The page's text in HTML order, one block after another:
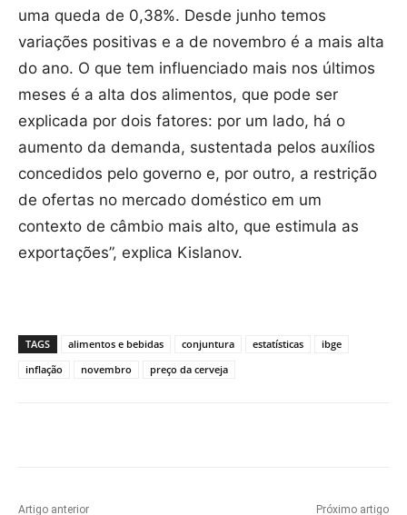
uma queda de 0,38%. Desde junho temos
variações positivas e a de novembro é a mais alta
do ano. O que tem influenciado mais nos últimos
meses é a alta dos alimentos, que pode ser
explicada por dois fatores: por um lado, há o
aumento da demanda, sustentada pelos auxílios
concedidos pelo governo e, por outro, a restrição
de ofertas no mercado doméstico em um
contexto de câmbio mais alto, que estimula as
exportações”, explica Kislanov.
TAGS alimentos e bebidas conjuntura estatísticas
ibge
inflação
novembro preço da cerveja
Artigo anterior Próximo artigo